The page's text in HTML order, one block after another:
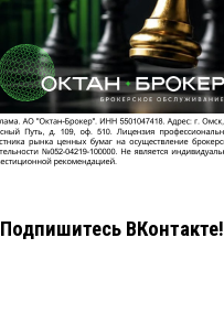
Подпишитесь ВКонтакте!